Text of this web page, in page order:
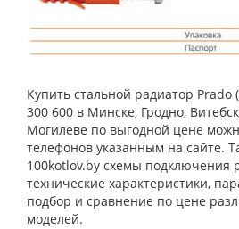
Купить стальной радиатор
300 600 в Минске, Гродно,
Могилеве по выгодной цене
телефонов указанным на сайте.
100kotlov.by схемы подключения
технические характеристики,
подбор и сравнение по цене
моделей.